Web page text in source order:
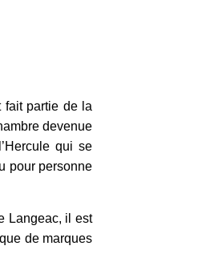
fait partie de la
devenue
qui se
pour personne
Langeac, il est
de marques